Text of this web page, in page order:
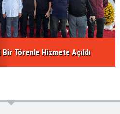
Törenle Hizmete Açıldı